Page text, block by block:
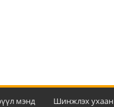
мэнд Шинжлэх ухаан